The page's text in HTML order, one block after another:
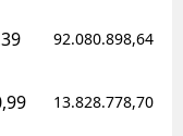
92.080.898,64
13.828.778,70